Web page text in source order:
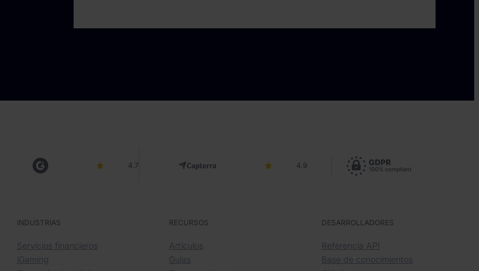
4.7 4.9
INDUSTRIAS
Servicios financieros
iGaming
RECURSOS
Artículos
Guías
DESARROLLADORES
Referencia API
Base de conocimientos